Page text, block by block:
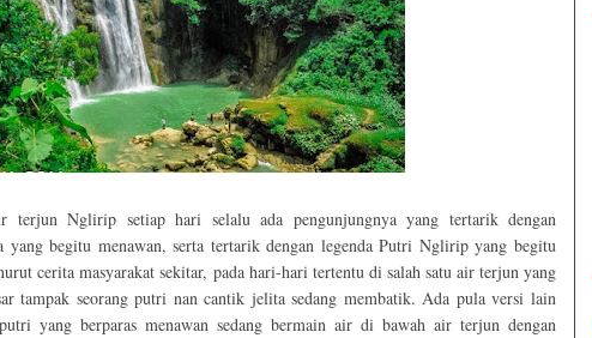
terjun Nglirip setiap hari selalu ada pengunjungnya yang tertarik dengan
yang begitu menawan, serta tertarik dengan legenda Putri Nglirip yang begitu
cerita masyarakat sekitar, pada hari-hari tertentu di salah satu air terjun yang
tampak seorang putri nan cantik jelita sedang membatik. Ada pula versi lain
yang berparas menawan sedang bermain air di bawah air terjun dengan